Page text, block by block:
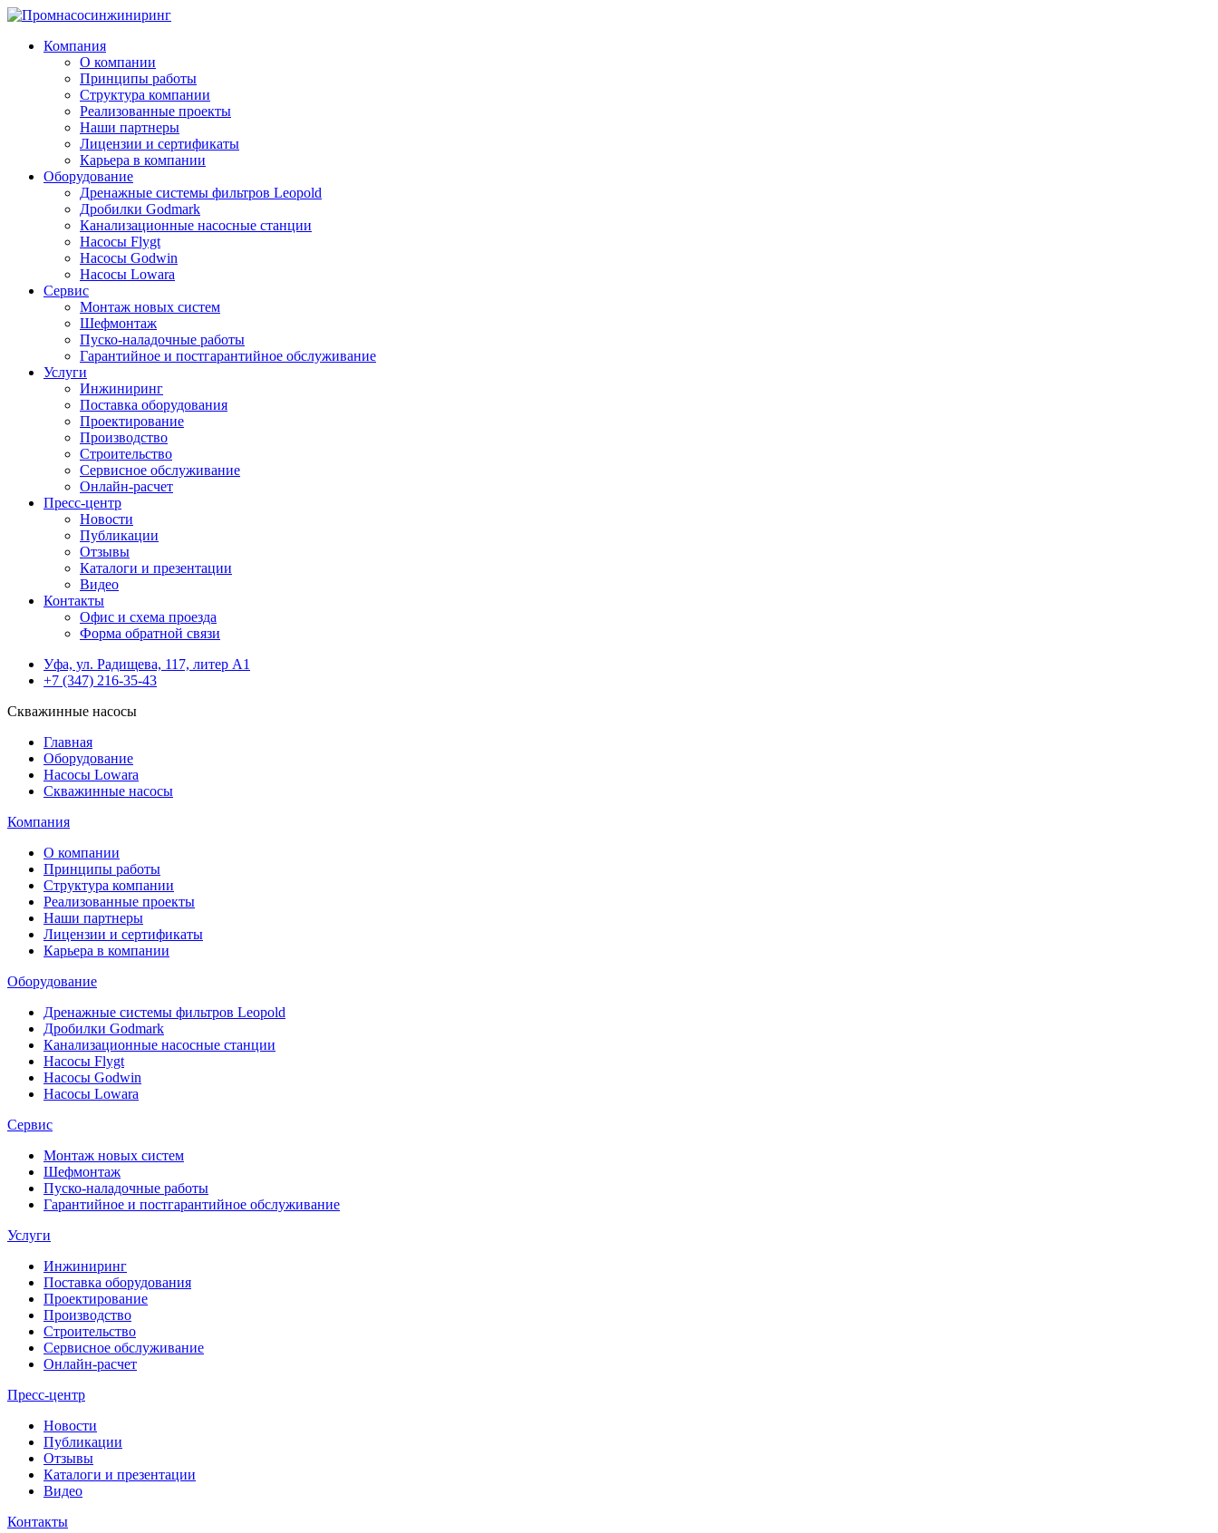
Компания
О компании
Принципы работы
Структура компании
Реализованные проекты
Наши партнеры
Лицензии и сертификаты
Карьера в компании
Оборудование
Дренажные системы фильтров Leopold
Дробилки Godmark
Канализационные насосные станции
Насосы Flygt
Насосы Godwin
Насосы Lowara
Сервис
Монтаж новых систем
Шефмонтаж
Пуско-наладочные работы
Гарантийное и постгарантийное обслуживание
Услуги
Инжиниринг
Поставка оборудования
Проектирование
Производство
Строительство
Сервисное обслуживание
Онлайн-расчет
Пресс-центр
Новости
Публикации
Отзывы
Каталоги и презентации
Видео
Контакты
Офис и схема проезда
Форма обратной связи
Уфа, ул. Радищева, 117, литер А1
+7 (347) 216-35-43
Скважинные насосы
Главная
Оборудование
Насосы Lowara
Скважинные насосы
Компания
О компании
Принципы работы
Структура компании
Реализованные проекты
Наши партнеры
Лицензии и сертификаты
Карьера в компании
Оборудование
Дренажные системы фильтров Leopold
Дробилки Godmark
Канализационные насосные станции
Насосы Flygt
Насосы Godwin
Насосы Lowara
Сервис
Монтаж новых систем
Шефмонтаж
Пуско-наладочные работы
Гарантийное и постгарантийное обслуживание
Услуги
Инжиниринг
Поставка оборудования
Проектирование
Производство
Строительство
Сервисное обслуживание
Онлайн-расчет
Пресс-центр
Новости
Публикации
Отзывы
Каталоги и презентации
Видео
Контакты